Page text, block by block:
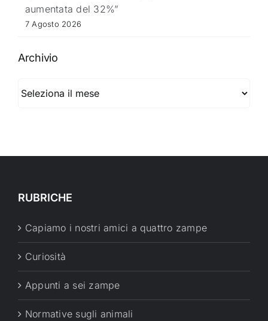
aumentata del 32%”
7 Agosto 2026
Archivio
RUBRICHE
Capiamo i nostri amici a quattro zampe
Curiosità
Appunti a sei zampe
Normative sugli animali